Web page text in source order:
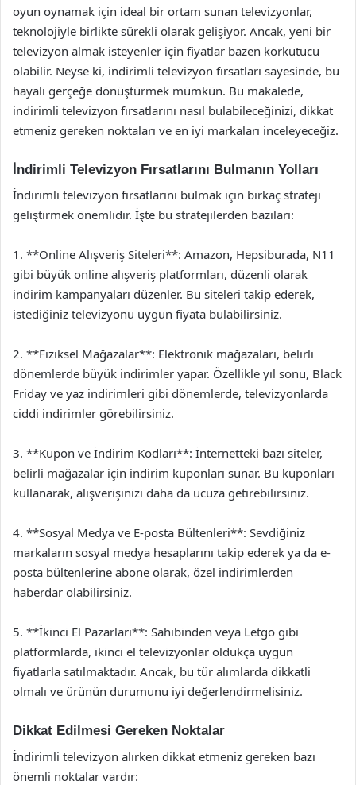
oyun oynamak için ideal bir ortam sunan televizyonlar,
teknolojiyle birlikte sürekli olarak gelişiyor. Ancak, yeni bir
televizyon almak isteyenler için fiyatlar bazen korkutucu
olabilir. Neyse ki, indirimli televizyon fırsatları sayesinde, bu
hayali gerçeğe dönüştürmek mümkün. Bu makalede,
indirimli televizyon fırsatlarını nasıl bulabileceğinizi, dikkat
etmeniz gereken noktaları ve en iyi markaları inceleyeceğiz.
İndirimli Televizyon Fırsatlarını Bulmanın Yolları
İndirimli televizyon fırsatlarını bulmak için birkaç strateji
geliştirmek önemlidir. İşte bu stratejilerden bazıları:
1. **Online Alışveriş Siteleri**: Amazon, Hepsiburada, N11
gibi büyük online alışveriş platformları, düzenli olarak
indirim kampanyaları düzenler. Bu siteleri takip ederek,
istediğiniz televizyonu uygun fiyata bulabilirsiniz.
2. **Fiziksel Mağazalar**: Elektronik mağazaları, belirli
dönemlerde büyük indirimler yapar. Özellikle yıl sonu, Black
Friday ve yaz indirimleri gibi dönemlerde, televizyonlarda
ciddi indirimler görebilirsiniz.
3. **Kupon ve İndirim Kodları**: İnternetteki bazı siteler,
belirli mağazalar için indirim kuponları sunar. Bu kuponları
kullanarak, alışverişinizi daha da ucuza getirebilirsiniz.
4. **Sosyal Medya ve E-posta Bültenleri**: Sevdiğiniz
markaların sosyal medya hesaplarını takip ederek ya da e-
posta bültenlerine abone olarak, özel indirimlerden
haberdar olabilirsiniz.
5. **İkinci El Pazarları**: Sahibinden veya Letgo gibi
platformlarda, ikinci el televizyonlar oldukça uygun
fiyatlarla satılmaktadır. Ancak, bu tür alımlarda dikkatli
olmalı ve ürünün durumunu iyi değerlendirmelisiniz.
Dikkat Edilmesi Gereken Noktalar
İndirimli televizyon alırken dikkat etmeniz gereken bazı
önemli noktalar vardır: